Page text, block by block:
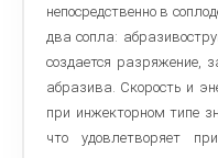
непосредственно в
два сопла:
создается разряжение,
абразива. Скорость и
при инжекторном типе
что удовлетворяет